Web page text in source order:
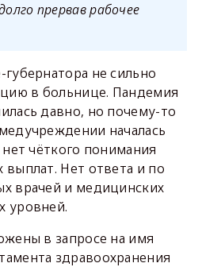
прервав рабочее
не сильно
в больнице. Пандемия
давно, но почему-то
началась
чёткого понимания
выплат. Нет ответа и по
врачей и медицинских
уровней.
в запросе на имя
здравоохранения